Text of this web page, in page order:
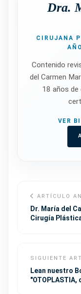
Dra.
CIRUJANA
Contenido
del Carmen
18 años de
VER
ARTÍCULO
Dr. María del
Cirugía
SIGUIENTE
Lean nuestro